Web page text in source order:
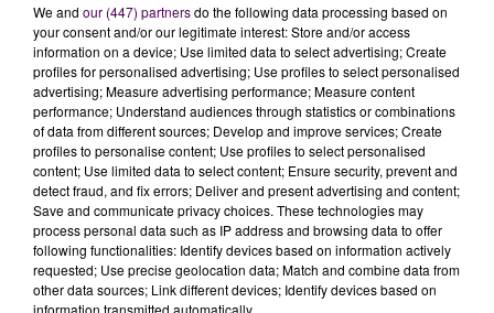
À LA UNE
31 juillet 2026
Gagnez vos entrées à Terra Botanica !
We and our (447) partnersdo the following data processing based on
your consent and/or our legitimate interest: Store and/or access
information on a device; Use limited data to select advertising; Create
profiles for personalised advertising; Use profiles to select personalised
advertising; Measure advertising performance; Measure content
performance; Understand audiences through statistics or combinations
of data from different sources; Develop and improve services; Create
profiles to personalise content; Use profiles to select personalised
content; Use limited data to select content; Ensure security, prevent and
detect fraud, and fix errors; Deliver and present advertising and content;
Save and communicate privacy choices. These technologies may
process personal data such as IP address and browsing data to offer
following functionalities: Identify devices based on information actively
requested; Use precise geolocation data; Match and combine data from
other data sources; Link different devices; Identify devices based on
information transmitted automatically.